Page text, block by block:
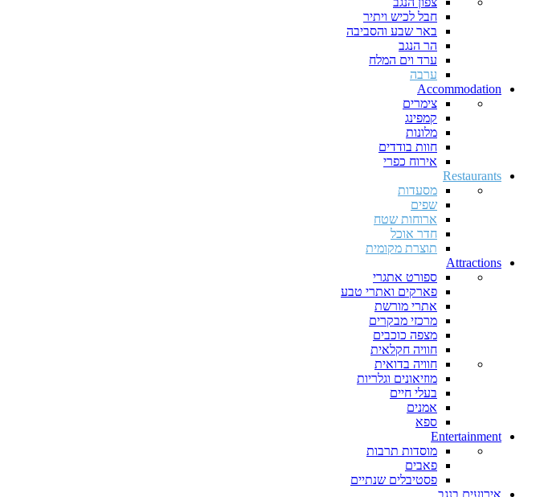
חבל לכיש ויתיר
באר שבע והסביבה
הר הנגב
ערד וים המלח
ערבה
Accommodation
צימרים
קמפינג
מלונות
חוות בודדים
אירוח כפרי
Restaurants
מסעדות
שפים
ארוחות שטח
חדר אוכל
תוצרת מקומית
Attractions
ספורט אתגרי
פארקים ואתרי טבע
אתרי מורשת
מרכזי מבקרים
מצפה כוכבים
חוויה חקלאית
חוויה בדואית
מוזיאונים וגלריות
בעלי חיים
אמנים
ספא
Entertainment
מוסדות תרבות
פאבים
פסטיבלים שנתיים
אירועים בנגב